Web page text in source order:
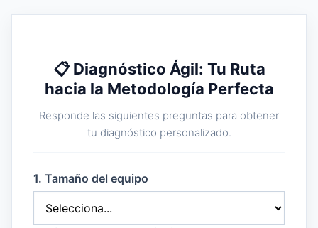
📋 Diagnóstico Ágil: Tu Ruta
hacia la Metodología Perfecta
Responde las siguientes preguntas para obtener
tu diagnóstico personalizado.
1. Tamaño del equipo